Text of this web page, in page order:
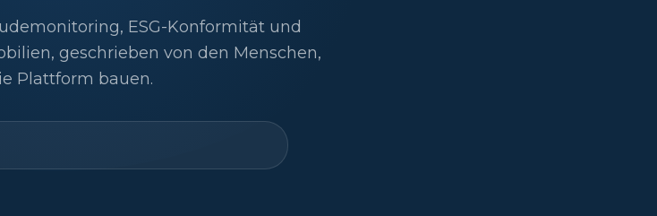
ESG-Konformität und
geschrieben von den Menschen,
Plattform bauen.